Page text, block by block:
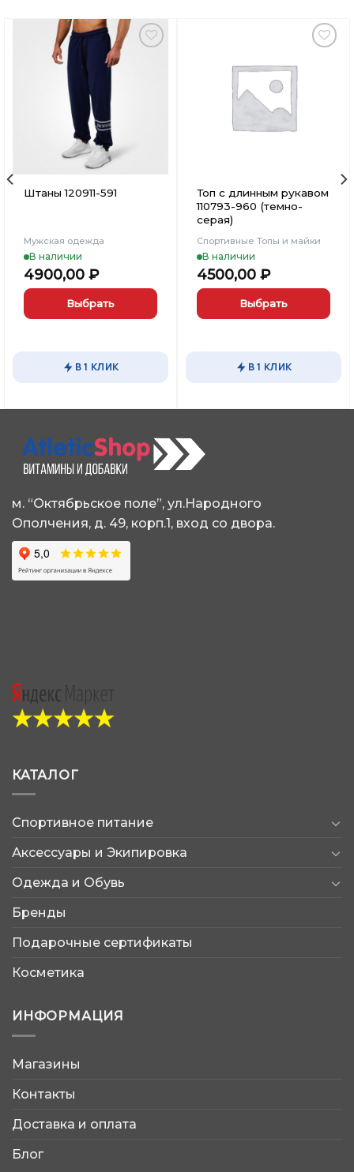
Штаны 120911-591
Мужская одежда
В наличии
4900,00 ₽
Выбрать
несколько
Опции
выбрать
на
странице
В 1 КЛИК
Добавить
Вишлист
Топ с длинным рукавом
110793-960 (темно-
серая)
Спортивные Топы и майки
В наличии
4500,00 ₽
Выбрать
несколько
Опции
выбрать
на
В 1 КЛИК
м. “Октябрьское поле”, ул.Народного
Ополчения, д. 49, корп.1, вход со двора.
КАТАЛОГ
Спортивное питание
Аксессуары и Экипировка
Одежда и Обувь
Бренды
Подарочные сертификаты
Косметика
ИНФОРМАЦИЯ
Магазины
Контакты
Доставка и оплата
Блог